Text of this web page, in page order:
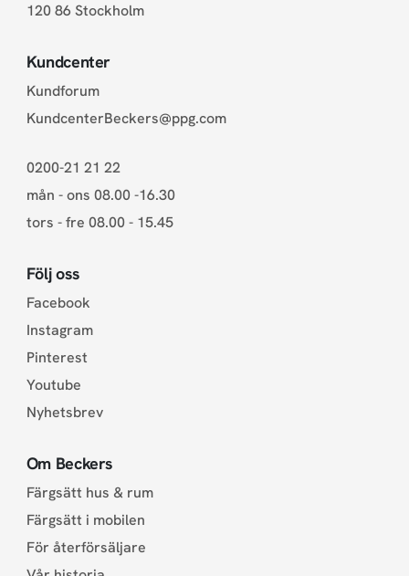
120 86 Stockholm
Kundcenter
Kundforum
KundcenterBeckers@ppg.com
0200-21 21 22
mån - ons 08.00 -16.30
tors - fre 08.00 - 15.45
Följ oss
Facebook
Instagram
Pinterest
Youtube
Nyhetsbrev
Om Beckers
Färgsätt hus & rum
Färgsätt i mobilen
För återförsäljare